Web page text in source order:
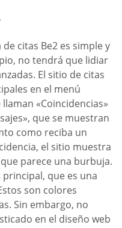
citas Be2 es simple y
no tendrá que lidiar
El sitio de citas
en el menú
«Coincidencias»
que se muestran
como reciba un
el sitio muestra
parece una burbuja.
que es una
son colores
Sin embargo, no
en el diseño web